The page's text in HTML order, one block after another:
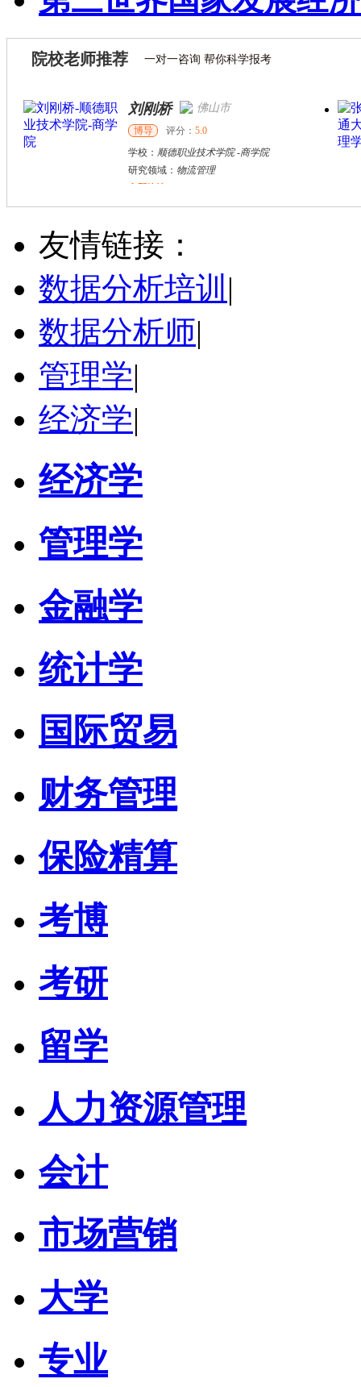
院校老师推荐 一对一咨询 帮你科学报考
刘刚桥 佛山市
博导 评分： 5.0
学校： 顺德职业技术学院-商学院
研究领域： 物流管理
莎** 重庆市
硕导
学校：重庆交通大学
立即咨询
友情链接：
数据分析培训 |
数据分析师|
管理学|
经济学|
经济学
管理学
金融学
统计学
国际贸易
财务管理
保险精算
考博
考研
留学
人力资源管理
会计
市场营销
大学
专业